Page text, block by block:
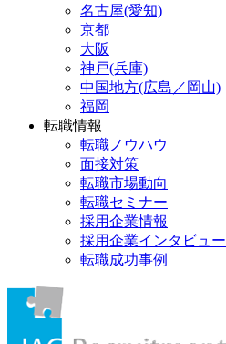
名古屋(愛知)
京都
大阪
神戸(兵庫)
中国地方(広島／岡山)
福岡
転職情報
転職ノウハウ
面接対策
転職市場動向
転職セミナー
採用企業情報
採用企業インタビュー
転職成功事例